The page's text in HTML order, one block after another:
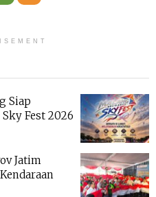
Siap
Fest 2026
Jatim